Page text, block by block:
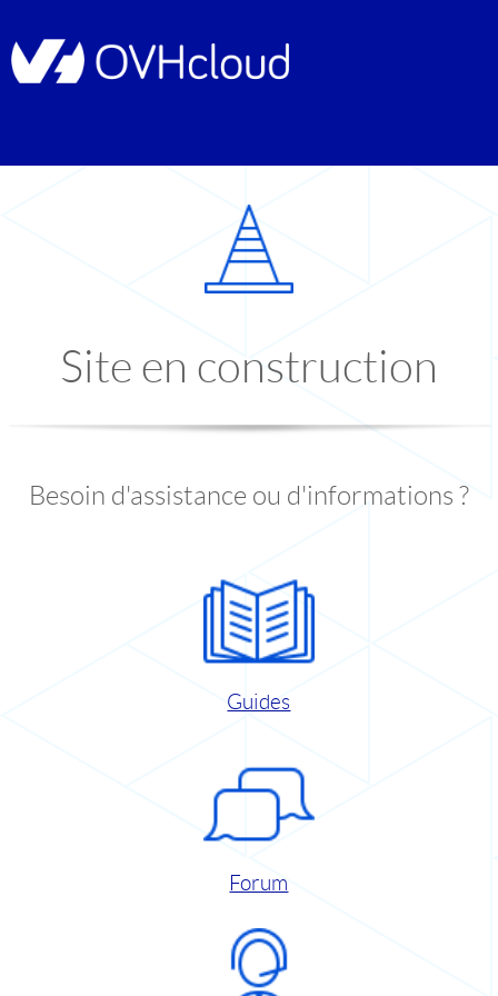
Site en construction
Besoin d'assistance ou d'informations ?
Guides
Forum